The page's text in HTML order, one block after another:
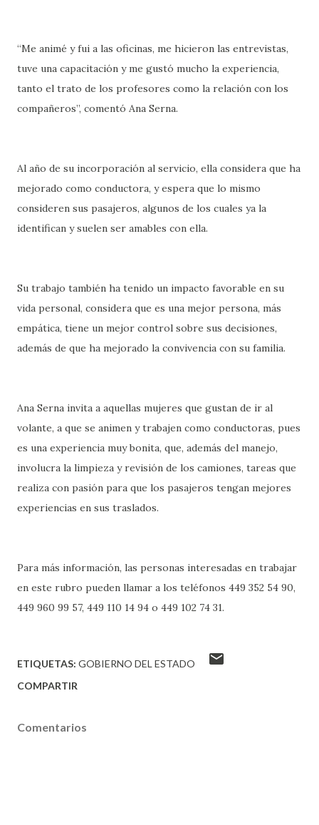
“Me animé y fui a las oficinas, me hicieron las entrevistas,
tuve una capacitación y me gustó mucho la experiencia,
tanto el trato de los profesores como la relación con los
compañeros”, comentó Ana Serna.
Al año de su incorporación al servicio, ella considera que ha
mejorado como conductora, y espera que lo mismo
consideren sus pasajeros, algunos de los cuales ya la
identifican y suelen ser amables con ella.
Su trabajo también ha tenido un impacto favorable en su
vida personal, considera que es una mejor persona, más
empática, tiene un mejor control sobre sus decisiones,
además de que ha mejorado la convivencia con su familia.
Ana Serna invita a aquellas mujeres que gustan de ir al
volante, a que se animen y trabajen como conductoras, pues
es una experiencia muy bonita, que, además del manejo,
involucra la limpieza y revisión de los camiones, tareas que
realiza con pasión para que los pasajeros tengan mejores
experiencias en sus traslados.
Para más información, las personas interesadas en trabajar
en este rubro pueden llamar a los teléfonos 449 352 54 90,
449 960 99 57, 449 110 14 94 o 449 102 74 31.
ETIQUETAS: GOBIERNO DEL ESTADO
COMPARTIR
Comentarios